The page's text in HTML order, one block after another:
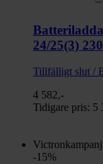
24/25(3)
Tillfälligt slut /
4 582,-
Tidigare pris: 5
Victronkampanj
-15%